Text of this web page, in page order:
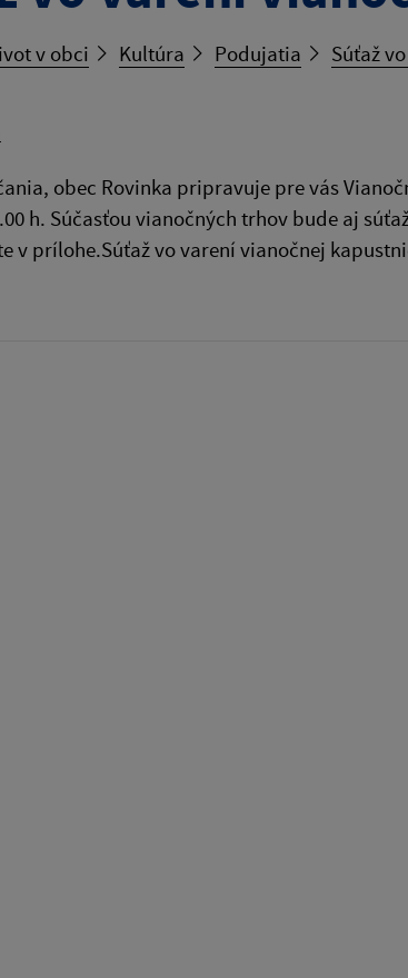
v obci Kultúra Podujatia Súťaž
obec Rovinka pripravuje pre vás
h. Súčasťou vianočných trhov bude aj
v prílohe.Súťaž vo varení vianočnej